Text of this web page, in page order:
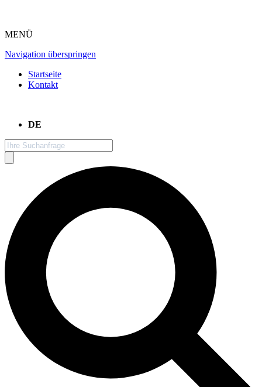
MENÜ
Navigation überspringen
Startseite
Kontakt
DE